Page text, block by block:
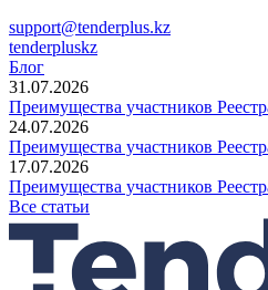
support@tenderplus.kz
tenderpluskz
Блог
31.07.2026
Преимущества участников
24.07.2026
Преимущества участников
17.07.2026
Преимущества участников
Все статьи